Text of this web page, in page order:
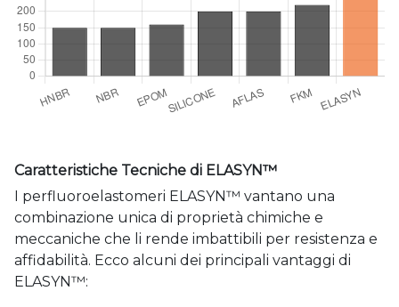
Caratteristiche Tecniche di ELASYN™
I perfluoroelastomeri ELASYN™ vantano una
combinazione unica di proprietà chimiche e
meccaniche che li rende imbattibili per resistenza e
affidabilità. Ecco alcuni dei principali vantaggi di
ELASYN™: